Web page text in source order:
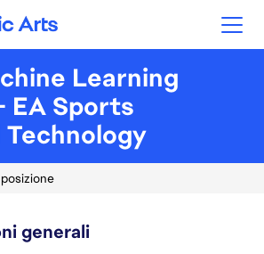
Arts
Learning
EA Sports
generali